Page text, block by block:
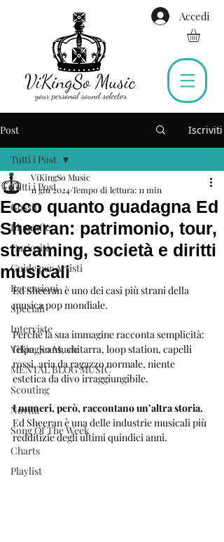
Accedi
Post Iscriviti
Tutti i Post
Gossip
Biografie
Curiosità
Guide per Artisti
Recensioni
Speciali
Interviste
ViKingSo Music
MENTAL BLOG MUSIC
Scouting
Novità
Song Of The Week
Charts
Playlist
Tutti i Post
Ecco quanto guadagna Ed
Sheeran: patrimonio, tour,
streaming, società e diritti
musicali
ViKingSo Music
11 giu 2024Tempo di lettura: 11 min
Ed Sheeran è uno dei casi più strani della
musica pop mondiale.
Perché la sua immagine racconta semplicità:
felpa, jeans, chitarra, loop station, capelli
rossi, aria da ragazzo normale, niente
estetica da divo irraggiungibile.
I numeri, però, raccontano un’altra storia.
Ed Sheeran è una delle industrie musicali più
redditizie degli ultimi quindici anni.